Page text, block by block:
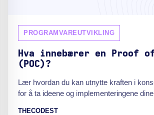
PROGRAMVAREUTVIKLING
Hva innebærer en Proof
(POC)?
Lær hvordan du kan utnytte kraften i
for å ta ideene og implementeringene
THECODEST